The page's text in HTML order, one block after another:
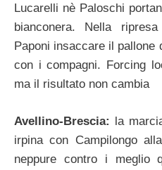
Lucarelli nè Paloschi
bianconera. Nella
Paponi insaccare il pallone
con i compagni. Forcing
ma il risultato non cambia
Avellino-Brescia: la
irpina con Campilongo
neppure contro i meglio